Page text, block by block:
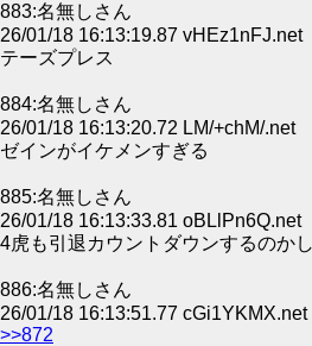
883:名無しさん
26/01/18 16:13:19.87 vHEz1nFJ.net
テーズプレス
884:名無しさん
26/01/18 16:13:20.72 LM/+chM/.net
ゼインがイケメンすぎる
885:名無しさん
26/01/18 16:13:33.81 oBLlPn6Q.net
4虎も引退カウントダウンするのか
886:名無しさん
26/01/18 16:13:51.77 cGi1YKMX.net
>>872